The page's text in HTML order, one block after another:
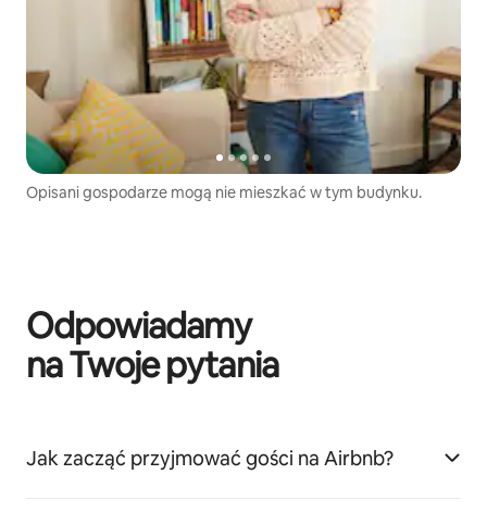
Opisani gospodarze mogą nie mieszkać w tym budynku.
Odpowiadamy
na Twoje pytania
Jak zacząć przyjmować gości na Airbnb?